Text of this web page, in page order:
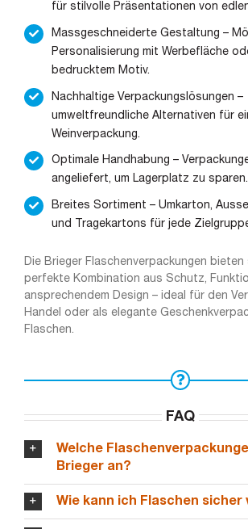
für stilvolle Präsentationen von
Massgeschneiderte Gestaltung –
Personalisierung mit Werbefläche
bedrucktem Motiv.
Nachhaltige Verpackungslösungen –
umweltfreundliche Alternativen für
Weinverpackung.
Optimale Handhabung –
angeliefert, um Lagerplatz zu sparen.
Breites Sortiment – Umkarton,
und Tragekartons für jede
Die Brieger Flaschenverpackungen bieten
perfekte Kombination aus Schutz,
ansprechendem Design – ideal für den
Handel oder als elegante
Flaschen.
FAQ
Welche
Brieger an?
Wie kann ich Flaschen sicher